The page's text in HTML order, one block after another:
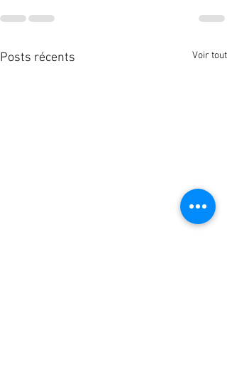
Posts récents Voir tout